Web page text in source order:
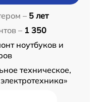
– 5 лет
– 1 350
ноутбуков и
техническое,